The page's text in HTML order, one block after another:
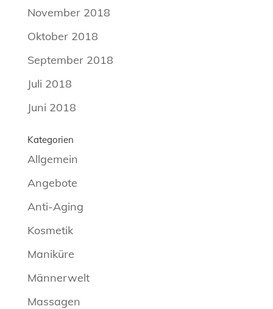
November 2018
Oktober 2018
September 2018
Juli 2018
Juni 2018
Kategorien
Allgemein
Angebote
Anti-Aging
Kosmetik
Maniküre
Männerwelt
Massagen